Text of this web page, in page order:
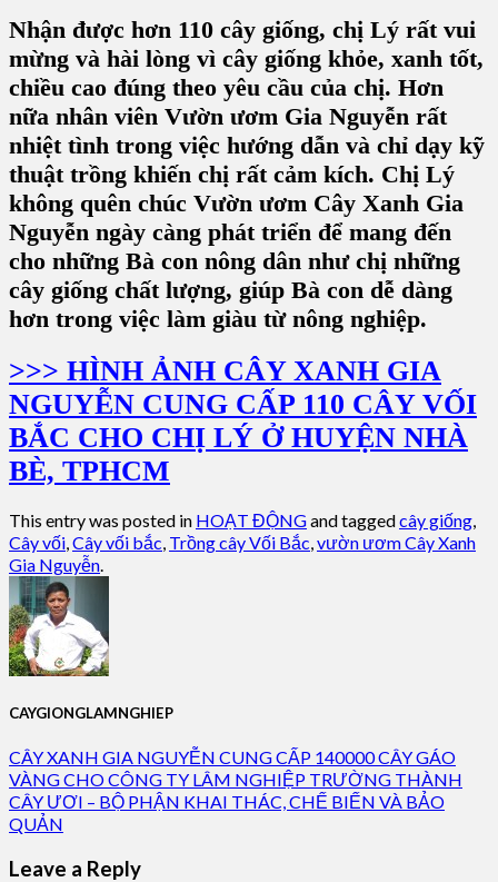
Nhận được hơn 110 cây giống, chị Lý rất vui
mừng và hài lòng vì cây giống khỏe, xanh tốt,
chiều cao đúng theo yêu cầu của chị. Hơn
nữa nhân viên Vườn ươm Gia Nguyễn rất
nhiệt tình trong việc hướng dẫn và chỉ dạy kỹ
thuật trồng khiến chị rất cảm kích. Chị Lý
không quên chúc Vườn ươm Cây Xanh Gia
Nguyễn ngày càng phát triển để mang đến
cho những Bà con nông dân như chị những
cây giống chất lượng, giúp Bà con dễ dàng
hơn trong việc làm giàu từ nông nghiệp.
>>> HÌNH ẢNH CÂY XANH GIA
NGUYỄN CUNG CẤP 110 CÂY VỐI
BẮC CHO CHỊ LÝ Ở HUYỆN NHÀ
BÈ, TPHCM
This entry was posted in HOẠT ĐỘNGand taggedcây giống,
Cây vối,Cây vối bắc, Trồng cây Vối Bắc,vườn ươm Cây Xanh
Gia Nguyễn.
CAYGIONGLAMNGHIEP
CÂY XANH GIA NGUYỄN CUNG CẤP 140000 CÂY GÁO
VÀNG CHO CÔNG TY LÂM NGHIỆP TRƯỜNG THÀNH
CÂY ƯƠI – BỘ PHẬN KHAI THÁC, CHẾ BIẾN VÀ BẢO
QUẢN
Leave a Reply